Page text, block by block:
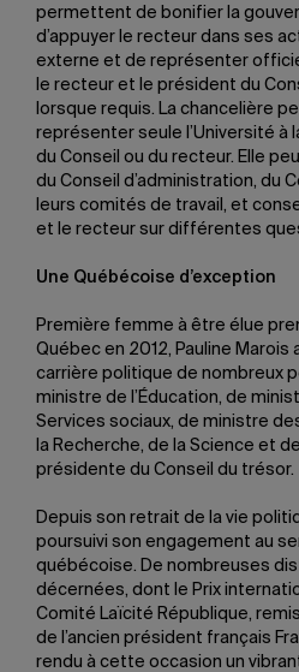
permettent de bonifier la
d’appuyer le recteur dans ses
externe et de représenter
le recteur et le président du
lorsque requis. La chancelière
représenter seule l’Université à
du Conseil ou du recteur. Elle
du Conseil d’administration, du
leurs comités de travail, et
et le recteur sur différentes
Une Québécoise d’exception
Première femme à être élue
Québec en 2012, Pauline Marois
carrière politique de nombreux
ministre de l’Éducation, de
Services sociaux, de ministre
la Recherche, de la Science et
présidente du Conseil du trésor.
Depuis son retrait de la vie
poursuivi son engagement au
québécoise. De nombreuses
décernées, dont le Prix
Comité Laïcité République,
de l’ancien président français
rendu à cette occasion un